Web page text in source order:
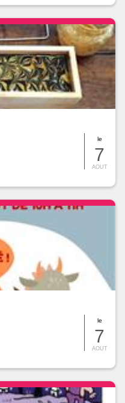
le
7
AOUT
le
7
AOUT